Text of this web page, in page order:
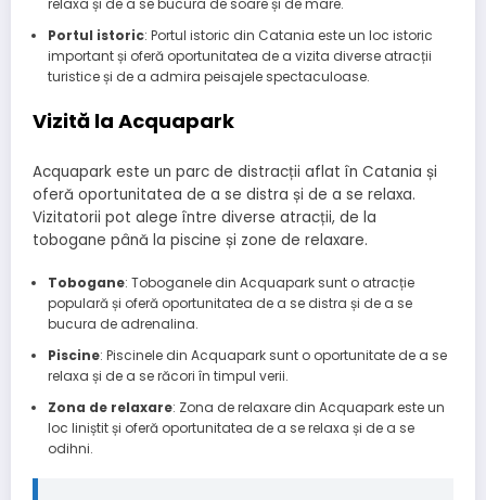
relaxa și de a se bucura de soare și de mare.
Portul istoric: Portul istoric din Catania este un loc istoric
important și oferă oportunitatea de a vizita diverse atracții
turistice și de a admira peisajele spectaculoase.
Vizită la Acquapark
Acquapark este un parc de distracții aflat în Catania și
oferă oportunitatea de a se distra și de a se relaxa.
Vizitatorii pot alege între diverse atracții, de la
tobogane până la piscine și zone de relaxare.
Tobogane: Toboganele din Acquapark sunt o atracție
populară și oferă oportunitatea de a se distra și de a se
bucura de adrenalina.
Piscine: Piscinele din Acquapark sunt o oportunitate de a se
relaxa și de a se răcori în timpul verii.
Zona de relaxare: Zona de relaxare din Acquapark este un
loc liniștit și oferă oportunitatea de a se relaxa și de a se
odihni.